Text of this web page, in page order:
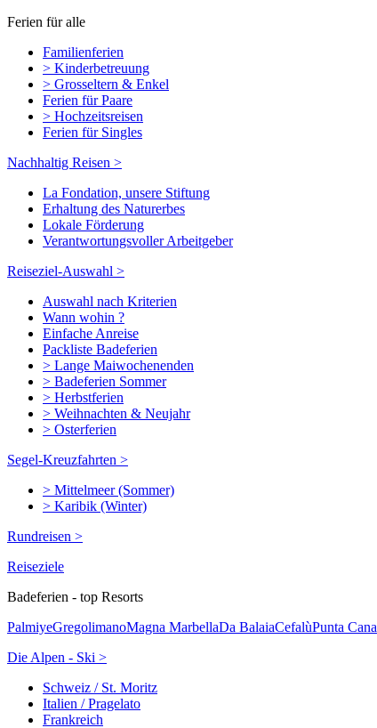
Ferien für alle
Familienferien
> Kinderbetreuung
> Grosseltern & Enkel
Ferien für Paare
> Hochzeitsreisen
Ferien für Singles
Nachhaltig Reisen >
La Fondation, unsere Stiftung
Erhaltung des Naturerbes
Lokale Förderung
Verantwortungsvoller Arbeitgeber
Reiseziel-Auswahl >
Auswahl nach Kriterien
Wann wohin ?
Einfache Anreise
Packliste Badeferien
> Lange Maiwochenenden
> Badeferien Sommer
> Herbstferien
> Weihnachten & Neujahr
> Osterferien
Segel-Kreuzfahrten >
> Mittelmeer (Sommer)
> Karibik (Winter)
Rundreisen >
Reiseziele
Badeferien - top Resorts
PalmiyeGregolimanoMagna MarbellaDa BalaiaCefalùPunta Cana
Die Alpen - Ski >
Schweiz / St. Moritz
Italien / Pragelato
Frankreich